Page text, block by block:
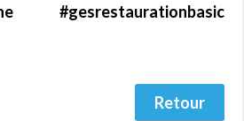
#gesrestaurationbasic
Retour